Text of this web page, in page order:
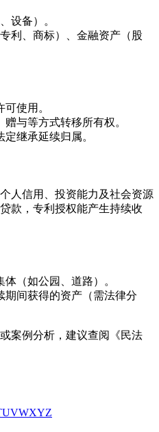
设备）。
利、商标）、金融资产（股
使用。
与等方式转移所有权。
继承延续归属。
人信用、投资能力及社会资源
款，专利授权能产生持续收
（如公园、道路）。
期间获得的资产（需法律分
案例分析，建议查阅《民法
UVWXYZ